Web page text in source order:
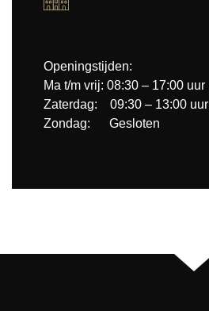
Openingstijden:
Ma t/m vrij: 08:30 – 17:00 uur
Zaterdag: 09:30 – 13:00 uur
Zondag: Gesloten